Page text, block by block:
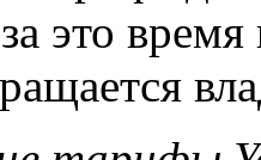
это время